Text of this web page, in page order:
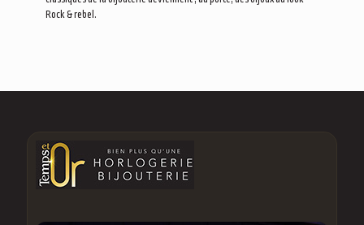
Rock & rebel.